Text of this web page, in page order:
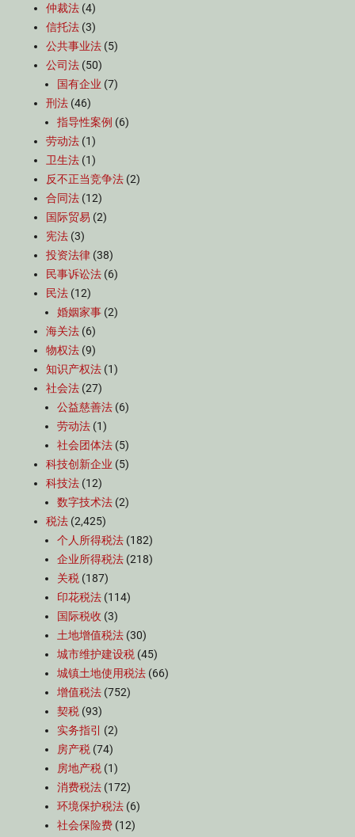
仲裁法 (4)
信托法 (3)
公共事业法 (5)
公司法 (50)
国有企业 (7)
刑法 (46)
指导性案例 (6)
劳动法 (1)
卫生法 (1)
反不正当竞争法 (2)
合同法 (12)
国际贸易 (2)
宪法 (3)
投资法律 (38)
民事诉讼法 (6)
民法 (12)
婚姻家事 (2)
海关法 (6)
物权法 (9)
知识产权法 (1)
社会法 (27)
公益慈善法 (6)
劳动法 (1)
社会团体法 (5)
科技创新企业 (5)
科技法 (12)
数字技术法 (2)
税法 (2,425)
个人所得税法 (182)
企业所得税法 (218)
关税 (187)
印花税法 (114)
国际税收 (3)
土地增值税法 (30)
城市维护建设税 (45)
城镇土地使用税法 (66)
增值税法 (752)
契税 (93)
实务指引
(2)
房产税 (74)
房地产税 (1)
消费税法 (172)
环境保护税法 (6)
社会保险费 (12)